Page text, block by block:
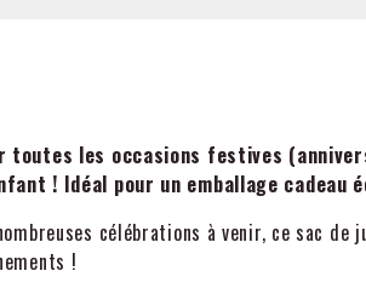
toutes les occasions festives
! Idéal pour un emballage
célébrations à venir, ce sac
!